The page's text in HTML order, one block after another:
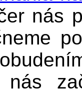
nás
nás